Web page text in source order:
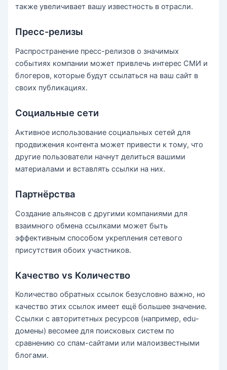
также увеличивает вашу известность в отрасли.
Пресс-релизы
Распространение пресс-релизов о значимых
событиях компании может привлечь интерес СМИ и
блогеров, которые будут ссылаться на ваш сайт в
своих публикациях.
Социальные сети
Активное использование социальных сетей для
продвижения контента может привести к тому, что
другие пользователи начнут делиться вашими
материалами и вставлять ссылки на них.
Партнёрства
Создание альянсов с другими компаниями для
взаимного обмена ссылками может быть
эффективным способом укрепления сетевого
присутствия обоих участников.
Качество vs Количество
Количество обратных ссылок безусловно важно, но
качество этих ссылок имеет ещё большее значение.
Ссылки с авторитетных ресурсов (например, edu-
домены) весомее для поисковых систем по
сравнению со спам-сайтами или малоизвестными
блогами.